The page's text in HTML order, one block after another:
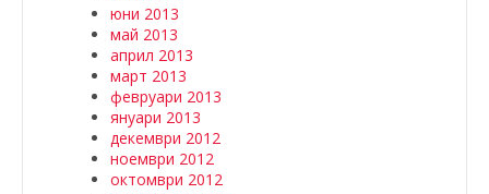
юни 2013
май 2013
април 2013
март 2013
февруари 2013
януари 2013
декември 2012
ноември 2012
октомври 2012